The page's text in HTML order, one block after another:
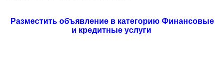
Разместить объявление в категорию Финансовые
и кредитные услуги